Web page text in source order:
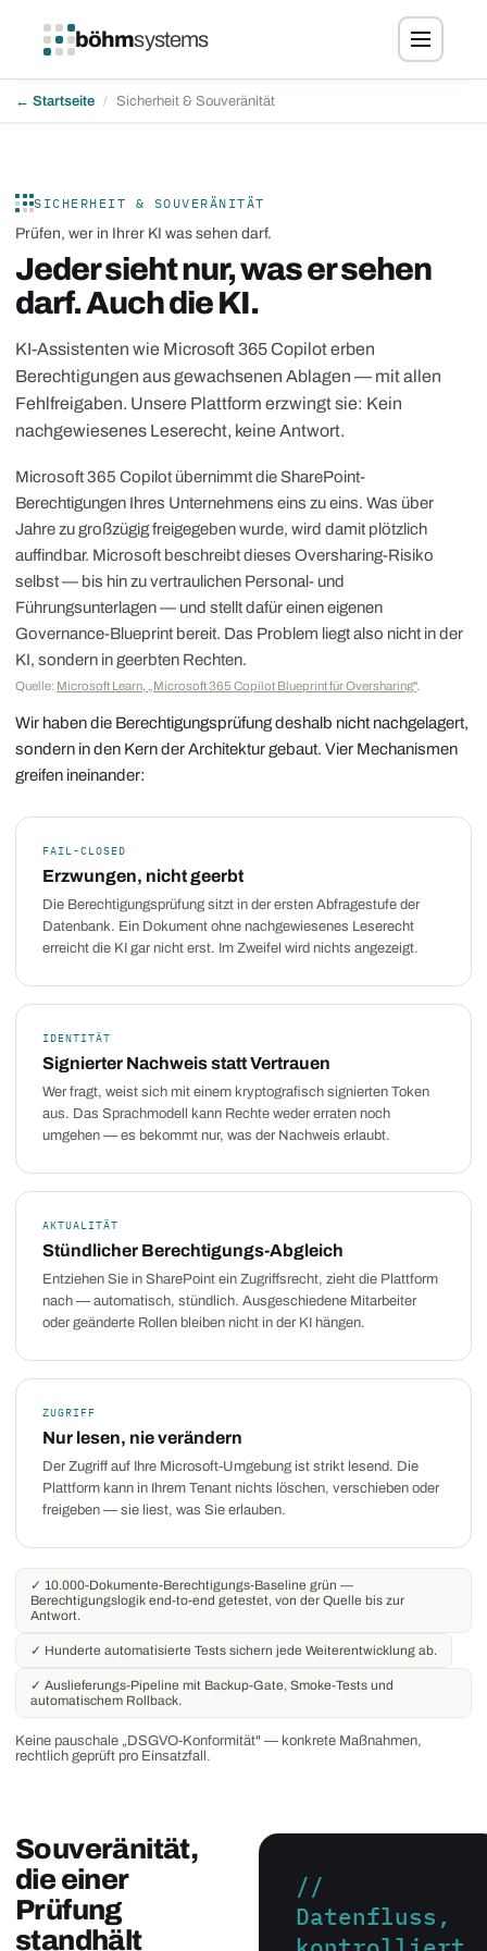
böhmsystems
← Startseite / Sicherheit & Souveränität
SICHERHEIT & SOUVERÄNITÄT
Prüfen, wer in Ihrer KI was sehen darf.
Jeder sieht nur, was er sehen
darf. Auch die KI.
KI-Assistenten wie Microsoft 365 Copilot erben
Berechtigungen aus gewachsenen Ablagen — mit allen
Fehlfreigaben. Unsere Plattform erzwingt sie: Kein
nachgewiesenes Leserecht, keine Antwort.
Microsoft 365 Copilot übernimmt die SharePoint-
Berechtigungen Ihres Unternehmens eins zu eins. Was über
Jahre zu großzügig freigegeben wurde, wird damit plötzlich
auffindbar. Microsoft beschreibt dieses Oversharing-Risiko
selbst — bis hin zu vertraulichen Personal- und
Führungsunterlagen — und stellt dafür einen eigenen
Governance-Blueprint bereit. Das Problem liegt also nicht in der
KI, sondern in geerbten Rechten.
Quelle: Microsoft Learn, „Microsoft 365 Copilot Blueprint für Oversharing".
Wir haben die Berechtigungsprüfung deshalb nicht nachgelagert,
sondern in den Kern der Architektur gebaut. Vier Mechanismen
greifen ineinander:
FAIL-CLOSED
Erzwungen, nicht geerbt
Die Berechtigungsprüfung sitzt in der ersten Abfragestufe der
Datenbank. Ein Dokument ohne nachgewiesenes Leserecht
erreicht die KI gar nicht erst. Im Zweifel wird nichts angezeigt.
IDENTITÄT
Signierter Nachweis statt Vertrauen
Wer fragt, weist sich mit einem kryptografisch signierten Token
aus. Das Sprachmodell kann Rechte weder erraten noch
umgehen — es bekommt nur, was der Nachweis erlaubt.
AKTUALITÄT
Stündlicher Berechtigungs-Abgleich
Entziehen Sie in SharePoint ein Zugriffsrecht, zieht die Plattform
nach — automatisch, stündlich. Ausgeschiedene Mitarbeiter
oder geänderte Rollen bleiben nicht in der KI hängen.
ZUGRIFF
Nur lesen, nie verändern
Der Zugriff auf Ihre Microsoft-Umgebung ist strikt lesend. Die
Plattform kann in Ihrem Tenant nichts löschen, verschieben oder
freigeben — sie liest, was Sie erlauben.
✓ 10.000-Dokumente-Berechtigungs-Baseline grün —
Berechtigungslogik end-to-end getestet, von der Quelle bis zur
Antwort.
✓ Hunderte automatisierte Tests sichern jede Weiterentwicklung ab.
✓ Auslieferungs-Pipeline mit Backup-Gate, Smoke-Tests und
automatischem Rollback.
Keine pauschale „DSGVO-Konformität" — konkrete Maßnahmen,
rechtlich geprüft pro Einsatzfall.
Souveränität,
die einer
Prüfung
standhält
//
Datenfluss,